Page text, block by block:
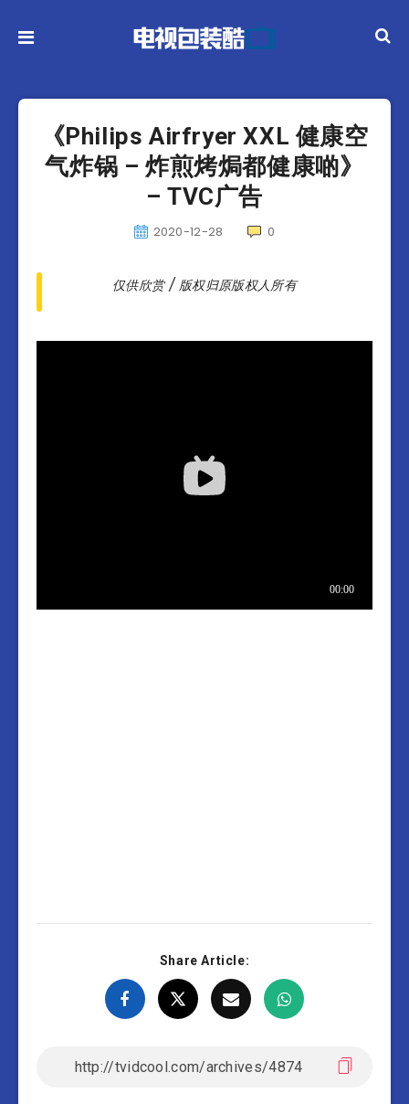
《Philips Airfryer XXL 健康空
气炸锅 – 炸煎烤焗都健康啲》
– TVC广告
2020-12-28 0
仅供欣赏 / 版权归原版权人所有
Share Article: